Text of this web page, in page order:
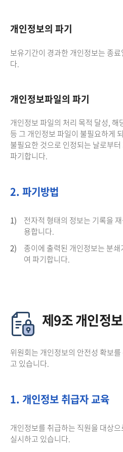
개인정보의 파기
보유기간이 경과한 개인정보는 종
다.
개인정보파일의 파기
개인정보 파일의 처리 목적 달성,
등 그 개인정보 파일이 불필요하게
불필요한 것으로 인정되는 날로부
파기합니다.
2. 파기방법
1)
전자적 형태의 정보는 기록을
용합니다.
2)
종이에 출력된 개인정보는 분
여 파기합니다.
제9조 개인정
위원회는 개인정보의 안전성 확보
고 있습니다.
1. 개인정보 취급자 교육
개인정보를 취급하는 직원을 대상
실시하고 있습니다.